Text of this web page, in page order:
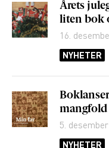
Årets
liten bok
16.
NYHETER
mangfold
5.